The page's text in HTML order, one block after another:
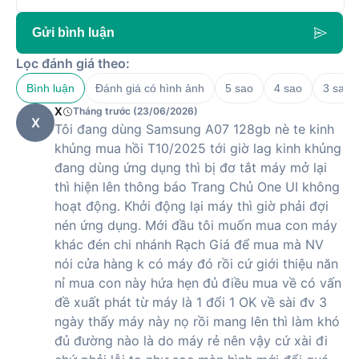
0898198383
0899328383
33 Trần Phú, Phường Pleiku, Gia Lai
0899639191
Số 161 đường Trần Phú, Phường Thành Sen, Hà Tĩnh
hàng trải nghiệm)
0936511516
147 Đà Nẵng, Phường Ngô Quyền, Hải Phòng
0793237272
39 Lạch Tray, Phường Gia Viên, Hải Phòng
0904202067
67 Bạch Đằng, Phường Thuỷ Nguyên, Hải Phòng
(Có hàng
trải nghiệm)
0906026382
95 Lê Thanh Nghị, Phường Lê Thanh Nghị, Hải Phòng
0961791516
Số 258 Đường Tô Hiệu, Phường Lê Chân, Hải Phòng
0766386633
Số 2 Phố Nối, Phường Mỹ Hào, Hưng Yên (Có hàng trải
nghiệm)
0896639638
bụi/nước
IP54
Bảo mật
Cảm biến vân tay cạnh viền
Mở khóa bằng khuôn mặt
Đánh giá chi tiết điện thoại Samsung
Galaxy A07
Samsung A07 mang đến trải nghiệm cân bằng giữa hiệu
năng và giá thành. Máy sở hữu màn hình LCD 6.7 inch với
tần số quét 90Hz, giúp thao tác mượt và dễ chịu hơn khi
xem nội dung. Vi xử lý Helio G99 kết hợp RAM 4GB cho phép
chạy mượt các tác vụ thông thường và một số game nhẹ.
Camera chính 50MP hỗ trợ chụp ảnh rõ nét, phù hợp với
người dùng yêu thích nhiếp ảnh di động. Cuối cùng, viên pin
dung lượng lớn 5000mAh cùng sạc nhanh 25W giúpđiện
có thể sử dụng được lâu dài mà không gián đoạn.
Gửi bình luận
Lọc đánh giá theo:
Bình luận Đánh giá có hình ảnh 5 sao 4 sao 3 sao
X
X Tháng trước (23/06/2026)
Tôi đang dùng Samsung A07 128gb nè te kinh
khủng mua hồi T10/2025 tới giờ lag kinh khủng
đang dùng ứng dụng thì bị đơ tắt máy mở lại
thì hiện lên thông báo Trang Chủ One UI không
hoạt động. Khởi động lại máy thì giờ phải đợi
nén ứng dụng. Mới đầu tôi muốn mua con máy
khác đén chi nhánh Rạch Giá để mua mà NV
nói cửa hàng k có máy đó rồi cứ giới thiệu năn
nỉ mua con này hứa hẹn đủ điều mua về có vấn
đề xuất phát từ máy là 1 đổi 1 OK về sài đv 3
ngày thấy máy này nọ rồi mang lên thì làm khó
đủ đường nào là do máy rẻ nên vậy cứ xài đi